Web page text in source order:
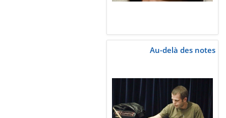
Au-delà des notes